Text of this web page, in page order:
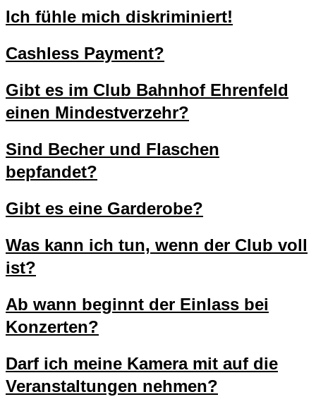
Ich fühle mich diskriminiert!
Cashless Payment?
Gibt es im Club Bahnhof Ehrenfeld
einen Mindestverzehr?
Sind Becher und Flaschen
bepfandet?
Gibt es eine Garderobe?
Was kann ich tun, wenn der Club voll
ist?
Ab wann beginnt der Einlass bei
Konzerten?
Darf ich meine Kamera mit auf die
Veranstaltungen nehmen?
Culture Event
14.08.26 Korken & Klub - Afterwork
14.08.26 Herz an Herz
Club Bahnhof Ehrenfeld